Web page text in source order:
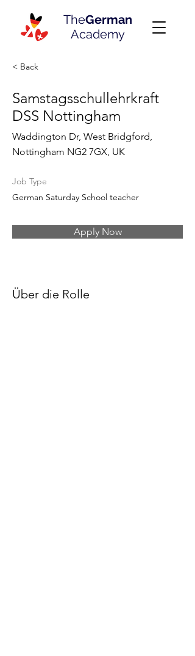
TheGerman
Academy
< Back
Samstagsschullehrkraft
DSS Nottingham
Waddington Dr, West Bridgford,
Nottingham NG2 7GX, UK
Job Type
German Saturday School teacher
Apply Now
Über die Rolle